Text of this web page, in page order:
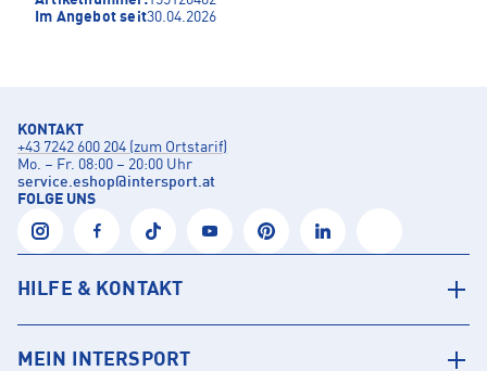
Im Angebot seit30.04.2026
KONTAKT
+43 7242 600 204 (zum Ortstarif)
Mo. – Fr. 08:00 – 20:00 Uhr
service.eshop@intersport.at
FOLGE UNS
HILFE & KONTAKT
MEIN INTERSPORT